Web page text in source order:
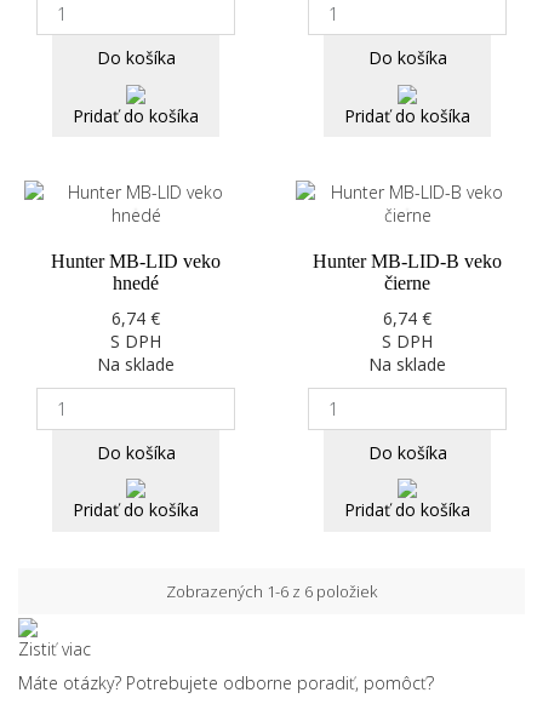
Do košíka
Pridať do košíka
Do košíka
Pridať do košíka
Hunter MB-LID veko
hnedé
6,74 €
S DPH
Na sklade
Do košíka
Pridať do košíka
Hunter MB-LID-B veko
čierne
6,74 €
S DPH
Na sklade
Do košíka
Pridať do košíka
Zobrazených 1-6 z 6 položiek
Zistiť viac
Máte otázky? Potrebujete odborne poradiť, pomôcť?